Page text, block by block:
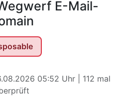
E-Mail-
05:52 Uhr | 112 mal